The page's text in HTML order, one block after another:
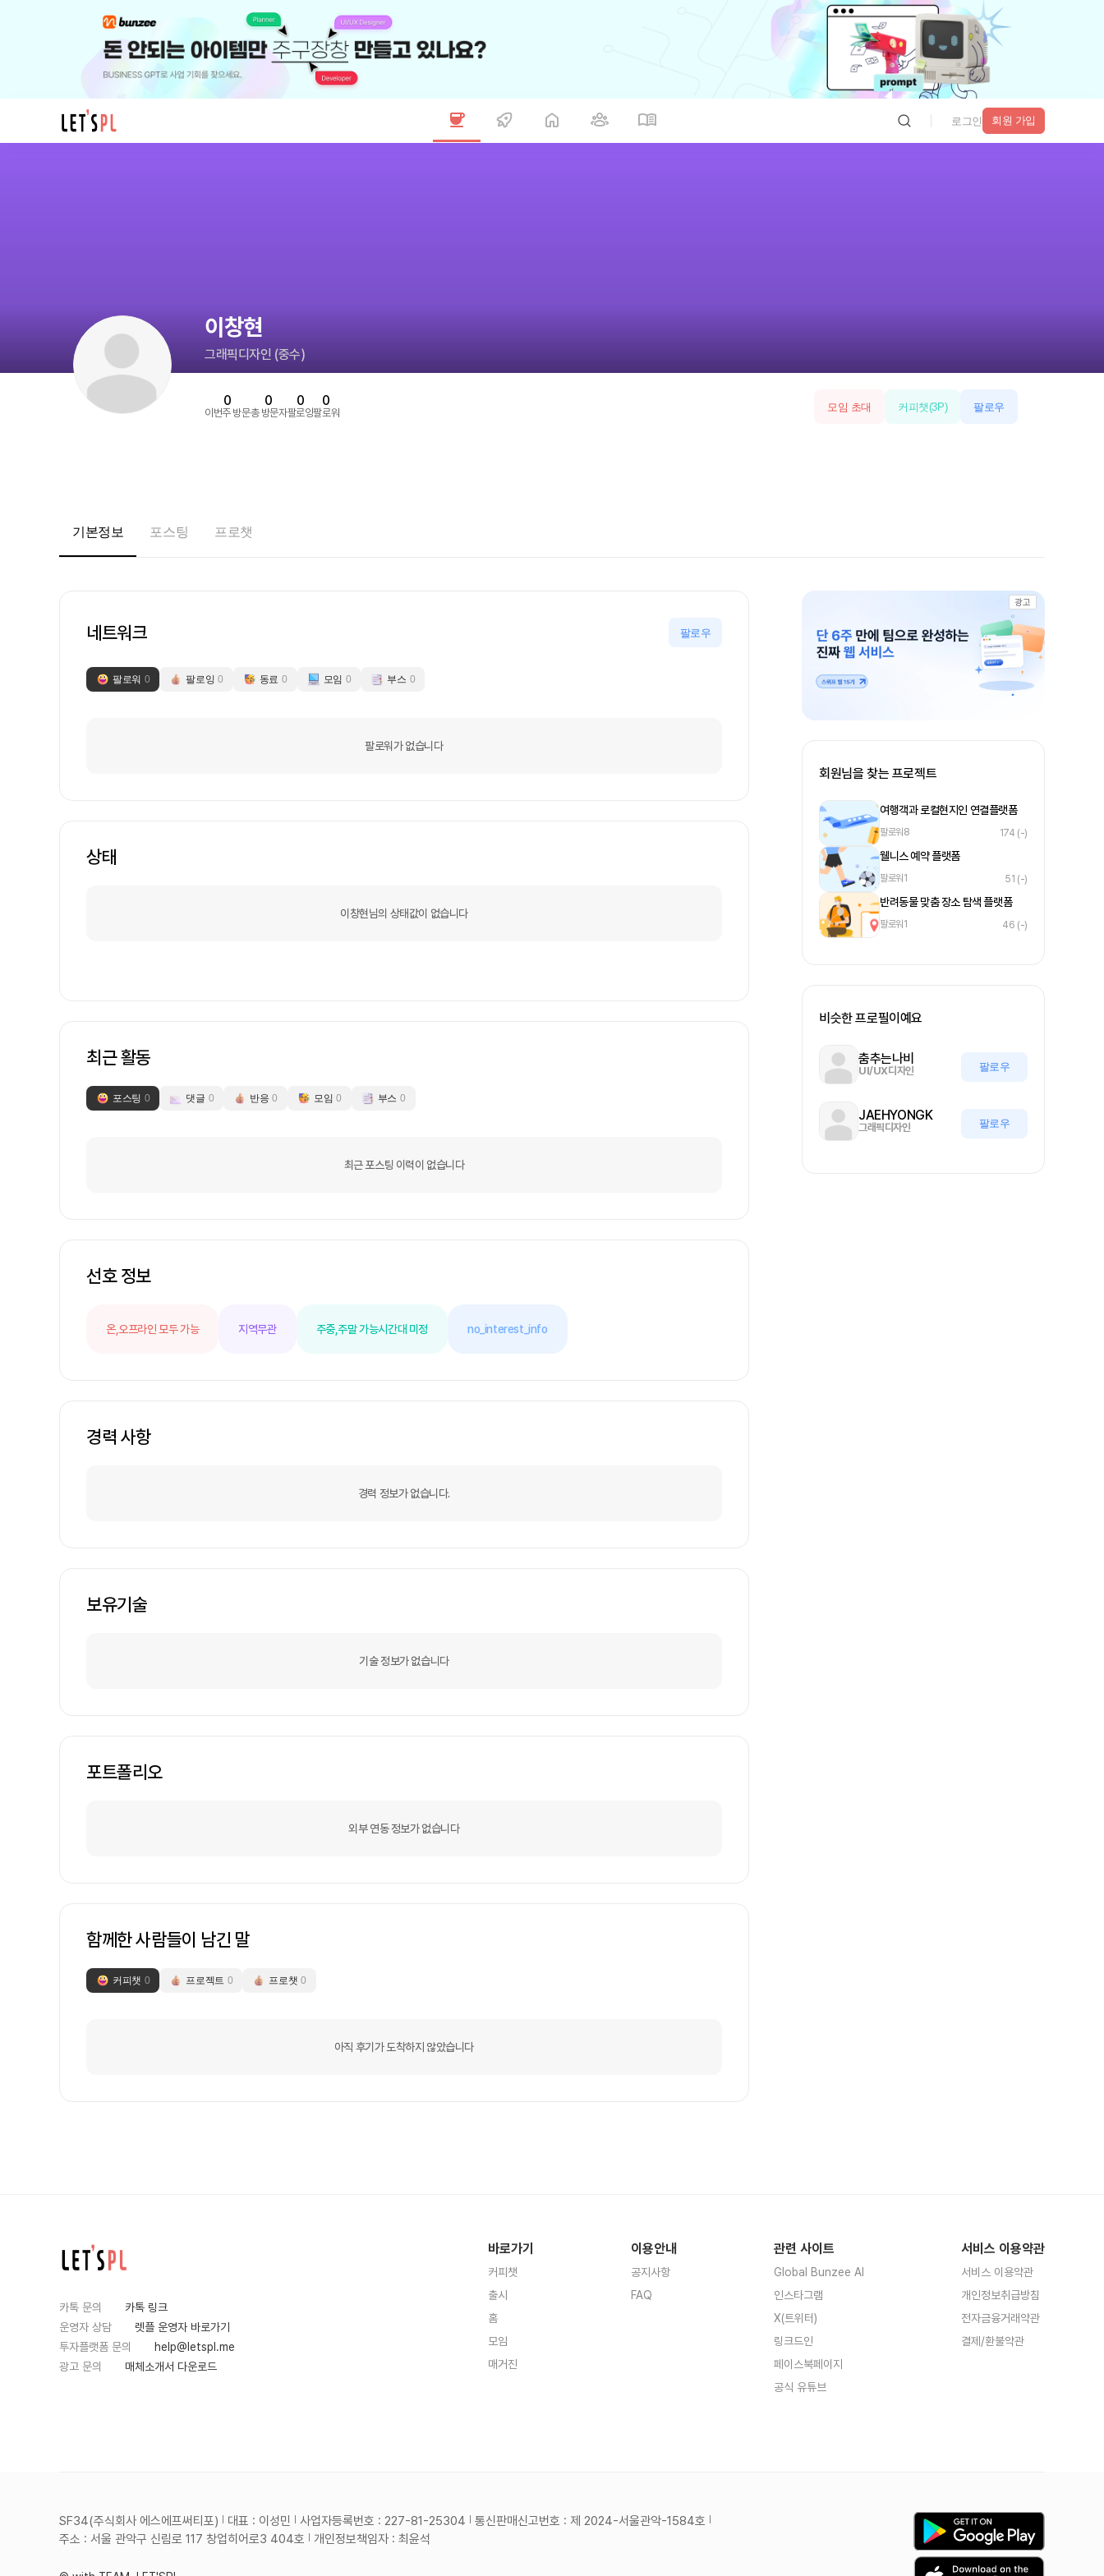
로그인 회원 가입
이창현
그래픽디자인 (중수)
이번주 방문
0
총 방문자
0
팔로잉
0
팔로워
0 모임 초대 커피챗(3P) 팔로우
기본정보 포스팅 프로챗
네트워크 팔로우
팔로워 0 팔로잉 0 동료 0 모임 0 부스 0
팔로워가 없습니다
상태
이창현님의 상태값이 없습니다
최근 활동
포스팅 0 댓글 0 반응 0 모임 0 부스 0
최근 포스팅 이력이 없습니다
선호 정보
온,오프라인 모두 가능 지역무관 주중,주말 가능시간대 미정 no_interest_info
경력 사항
경력 정보가 없습니다.
보유기술
기술 정보가 없습니다
포트폴리오
외부 연동 정보가 없습니다
함께한 사람들이 남긴 말
커피챗 0 프로젝트 0 프로챗 0
아직 후기가 도착하지 않았습니다
광고
회원님을 찾는 프로젝트
여행객과 로컬현지인 연결플랫폼
팔로워8 174 (-)
웰니스 예약 플랫폼
팔로워1 51 (-)
반려동물 맞춤 장소 탐색 플랫폼
팔로워1 46 (-)
비슷한 프로필이예요
춤추는나비
UI/UX디자인 팔로우
JAEHYONGK
그래픽디자인 팔로우
카톡 문의
카톡 링크
운영자 상담
렛플 운영자 바로가기
투자플랫폼 문의
help@letspl.me
광고 문의
매체소개서 다운로드
바로가기
커피챗
출시
홈
모임
매거진
이용안내
공지사항
FAQ
관련 사이트
Global Bunzee AI
인스타그램
X(트위터)
링크드인
페이스북페이지
공식 유튜브
서비스 이용약관
서비스 이용약관
개인정보취급방침
전자금융거래약관
결제/환불약관
SF34(주식회사 에스에프써티포) 대표 : 이성민 사업자등록번호 : 227-81-25304
통신판매신고번호 : 제 2024-서울관악-1584호
주소 : 서울 관악구 신림로 117 창업히어로3 404호
개인정보책임자 : 최윤석